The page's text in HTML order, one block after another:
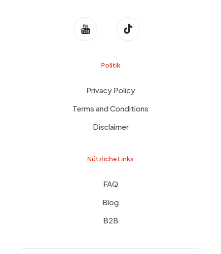
Politik
Privacy Policy
Terms and Conditions
Disclaimer
Nützliche Links
FAQ
Blog
B2B